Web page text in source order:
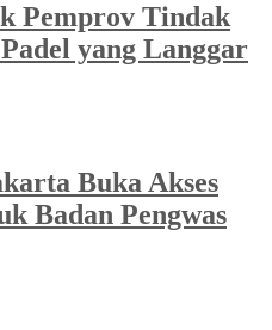
Pemprov Tindak
yang Langgar
Buka Akses
Badan Pengwas